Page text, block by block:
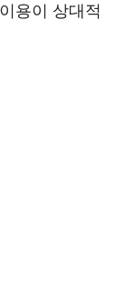
용이 상대적